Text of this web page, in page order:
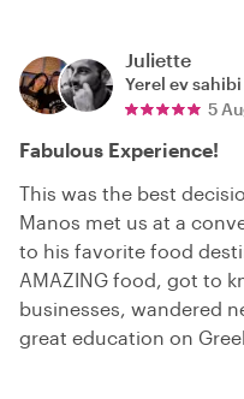
Juliette
Yerel ev sahibi
5
Fabulous Experience!
This was the best
Manos met us at a
to his favorite food
AMAZING food, got to
businesses, wandered
great education on